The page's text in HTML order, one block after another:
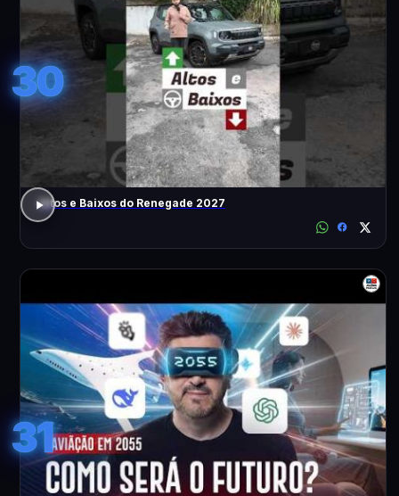
30
Altos e Baixos do Renegade 2027
31